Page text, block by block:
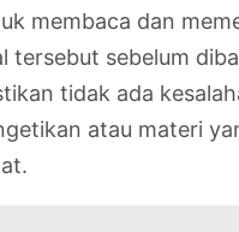
membaca dan
tersebut sebelum
tidak ada
atau materi